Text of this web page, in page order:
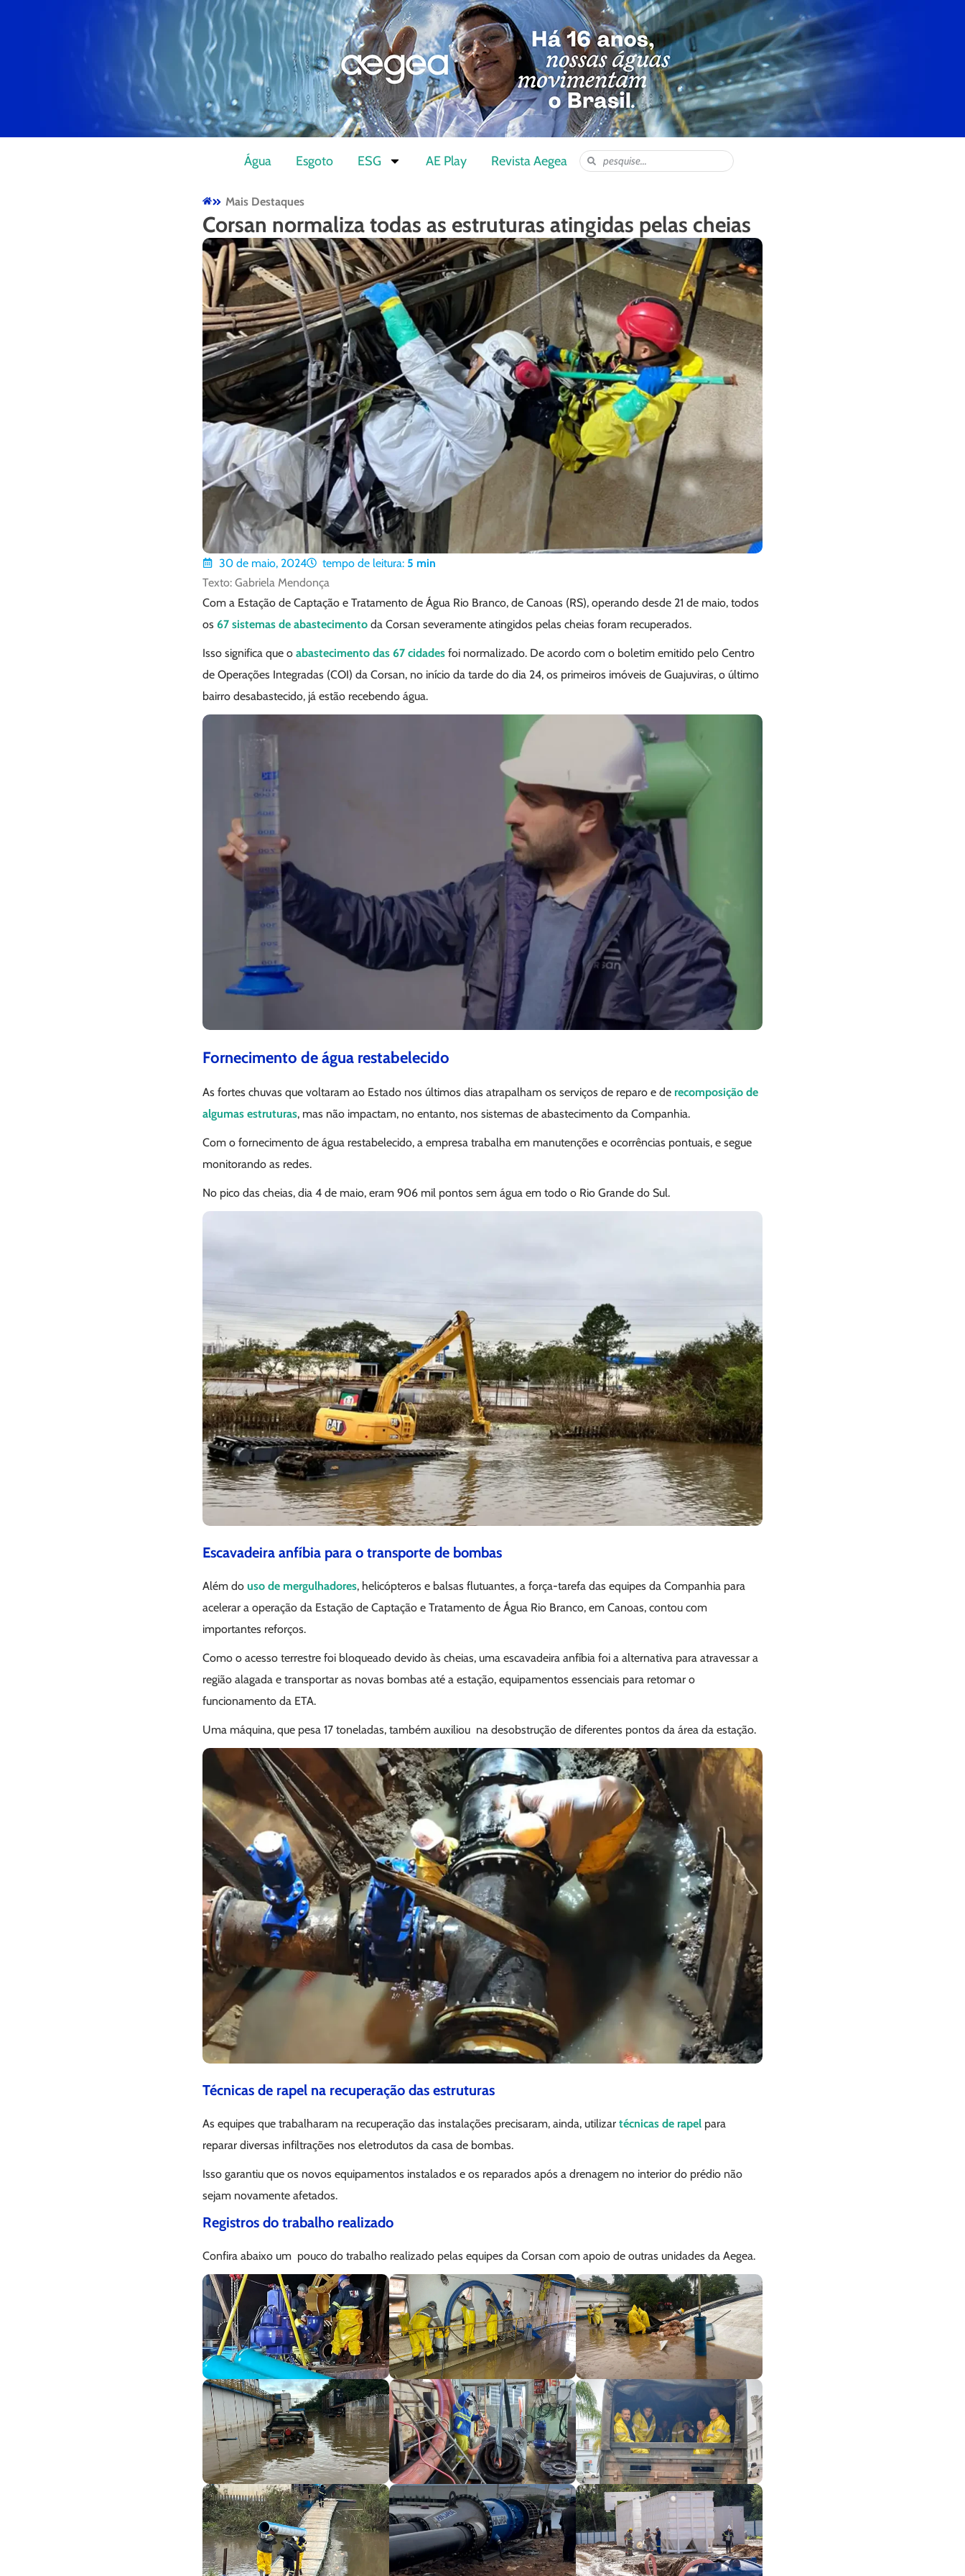
Água Esgoto ESG AE Play Revista Aegea
Mais Destaques
Corsan normaliza todas as estruturas atingidas pelas cheias
30 de maio, 2024 tempo de leitura: 5 min
Texto: Gabriela Mendonça
Com a Estação de Captação e Tratamento de Água Rio Branco, de Canoas (RS), operando desde 21 de maio, todos
os 67 sistemas de abastecimento da Corsan severamente atingidos pelas cheias foram recuperados.
Isso significa que o abastecimento das 67 cidades foi normalizado. De acordo com o boletim emitido pelo Centro
de Operações Integradas (COI) da Corsan, no início da tarde do dia 24, os primeiros imóveis de Guajuviras, o último
bairro desabastecido, já estão recebendo água.
Fornecimento de água restabelecido
As fortes chuvas que voltaram ao Estado nos últimos dias atrapalham os serviços de reparo e de recomposição de
algumas estruturas, mas não impactam, no entanto, nos sistemas de abastecimento da Companhia.
Com o fornecimento de água restabelecido, a empresa trabalha em manutenções e ocorrências pontuais, e segue
monitorando as redes.
No pico das cheias, dia 4 de maio, eram 906 mil pontos sem água em todo o Rio Grande do Sul.
Escavadeira anfíbia para o transporte de bombas
Além do uso de mergulhadores, helicópteros e balsas flutuantes, a força-tarefa das equipes da Companhia para
acelerar a operação da Estação de Captação e Tratamento de Água Rio Branco, em Canoas, contou com
importantes reforços.
Como o acesso terrestre foi bloqueado devido às cheias, uma escavadeira anfíbia foi a alternativa para atravessar a
região alagada e transportar as novas bombas até a estação, equipamentos essenciais para retomar o
funcionamento da ETA.
Uma máquina, que pesa 17 toneladas, também auxiliou na desobstrução de diferentes pontos da área da estação.
Técnicas de rapel na recuperação das estruturas
As equipes que trabalharam na recuperação das instalações precisaram, ainda, utilizar técnicas de rapel para
reparar diversas infiltrações nos eletrodutos da casa de bombas.
Isso garantiu que os novos equipamentos instalados e os reparados após a drenagem no interior do prédio não
sejam novamente afetados.
Registros do trabalho realizado
Confira abaixo um pouco do trabalho realizado pelas equipes da Corsan com apoio de outras unidades da Aegea.